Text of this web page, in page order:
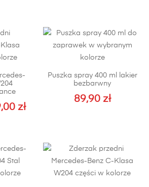
złZakres
649,00 zł
Puszka spray 400 ml lakier
bezbarwny
89,90 zł